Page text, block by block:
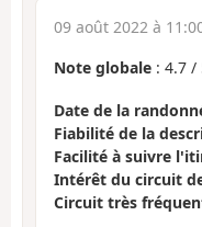
09 août 2022 à
Note globale : 4.7 /
Date de la
Fiabilité de la
Facilité à suivre
Intérêt du circuit
Circuit très